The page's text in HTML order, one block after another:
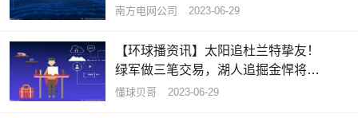
公告
南方电网公司 2023-06-29
【环球播资讯】太阳追杜兰特挚友！
绿军做三笔交易，湖人追掘金悍将，6
队追西卡
懂球贝哥 2023-06-29